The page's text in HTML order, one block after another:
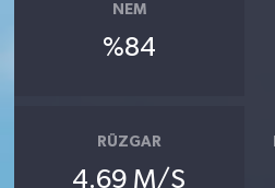
NEM
%84
RÜZGAR
4.69 M/S